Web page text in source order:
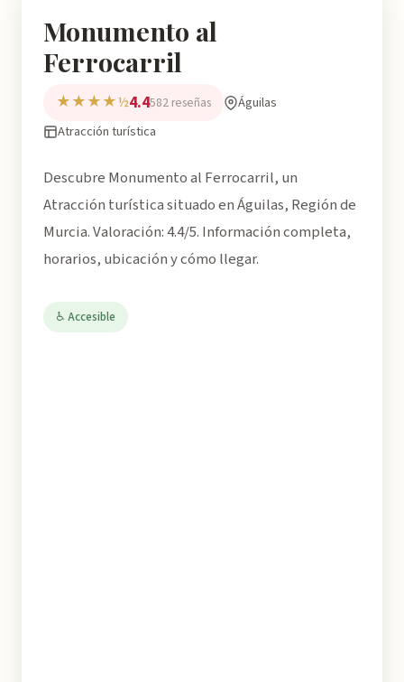
Monumento al
Ferrocarril
★★★★½4.4582 reseñas
Águilas
Atracción turística
Descubre Monumento al Ferrocarril, un
Atracción turística situado en Águilas, Región de
Murcia. Valoración: 4.4/5. Información completa,
horarios, ubicación y cómo llegar.
♿ Accesible